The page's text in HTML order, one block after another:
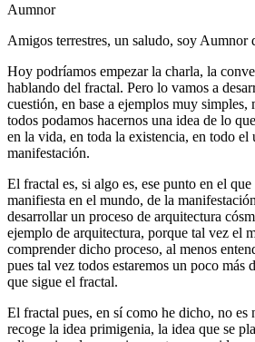
Aumnor
Amigos terrestres, un saludo, soy Aumnor
Hoy podríamos empezar la charla, la
hablando del fractal. Pero lo vamos a
cuestión, en base a ejemplos muy simples,
todos podamos hacernos una idea de lo
en la vida, en toda la existencia, en todo el
manifestación.
El fractal es, si algo es, ese punto en el
manifiesta en el mundo, de la
desarrollar un proceso de arquitectura
ejemplo de arquitectura, porque tal vez el
comprender dicho proceso, al menos
pues tal vez todos estaremos un poco más
que sigue el fractal.
El fractal pues, en sí como he dicho, no es
recoge la idea primigenia, la idea que se